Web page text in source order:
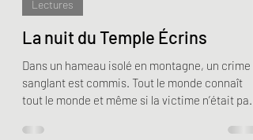
Lectures
La nuit du Temple Écrins
Dans un hameau isolé en montagne, un crime
sanglant est commis. Tout le monde connaît
tout le monde et même si la victime n’était pas